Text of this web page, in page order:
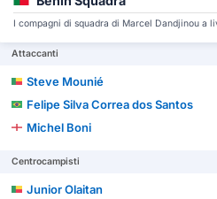
I compagni di squadra di Marcel Dandjinou a
Attaccanti
Steve Mounié
Felipe Silva Correa dos Santos
Michel Boni
Centrocampisti
Junior Olaitan